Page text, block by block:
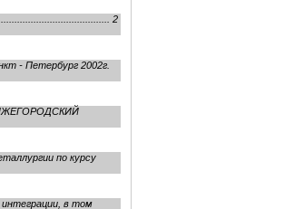
2
- Петербург 2002г.
по курсу
в том